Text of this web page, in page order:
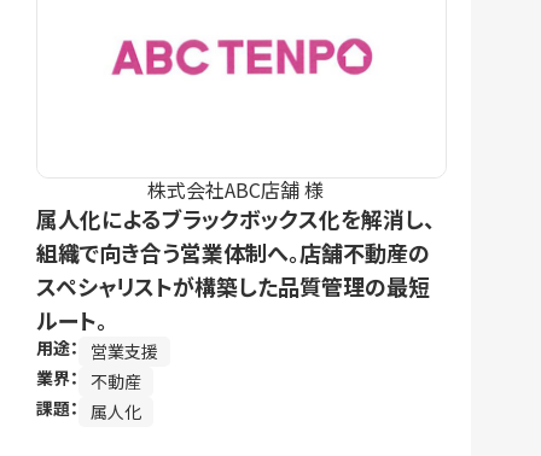
株式会社ABC店舗 様
属人化によるブラックボックス化を解消し、
組織で向き合う営業体制へ。店舗不動産の
スペシャリストが構築した品質管理の最短
ルート。
用途：
営業支援
業界： 不動産
課題： 属人化